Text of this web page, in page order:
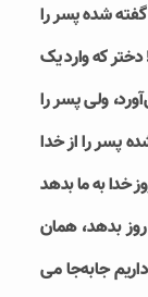
شده پسر را
که وارد یک
ولی پسر را
پسر را از خدا
خدا به ما بدهد
بدهد، همان
جابه‌جا می